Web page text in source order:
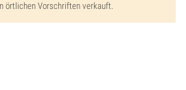
örtlichen Vorschriften verkauft.